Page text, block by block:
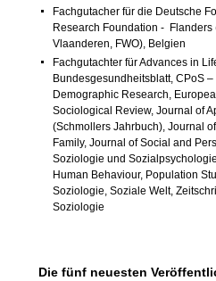
Fachgutacher für die Deutsche
Research Foundation -
Vlaanderen, FWO), Belgien
Fachgutachter fürAdvances in
Bundesgesundheitsblatt, CPoS
Demographic Research,
Sociological Review, Journal of
(Schmollers Jahrbuch), Journal
Family, Journal of Social and
Soziologie und
Human Behaviour, Population
Soziologie, Soziale Welt,
Soziologie
Die fünf neuesten